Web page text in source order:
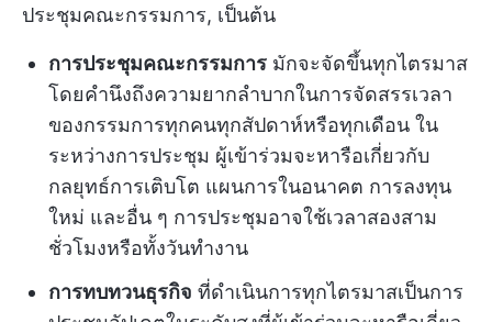
ประชุมคณะกรรมการ, เป็นต้น
การประชุมคณะกรรมการ มักจะจัดขึ้นทุกไตรมาส
โดยคำนึงถึงความยากลำบากในการจัดสรรเวลา
ของกรรมการทุกคนทุกสัปดาห์หรือทุกเดือน ใน
ระหว่างการประชุม ผู้เข้าร่วมจะหารือเกี่ยวกับ
กลยุทธ์การเติบโต แผนการในอนาคต การลงทุน
ใหม่ และอื่น ๆ การประชุมอาจใช้เวลาสองสาม
ชั่วโมงหรือทั้งวันทำงาน
การทบทวนธุรกิจ ที่ดำเนินการทุกไตรมาสเป็นการ